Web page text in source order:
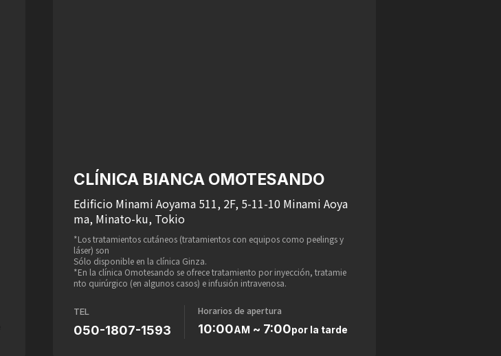
CLÍNICA BIANCA OMOTESANDO
Edificio Minami Aoyama 511, 2F, 5-11-10 Minami Aoya
ma, Minato-ku, Tokio
*Los tratamientos cutáneos (tratamientos con equipos como peelings y
láser) son
Sólo disponible en la clínica Ginza.
*En la clínica Omotesando se ofrece tratamiento por inyección, tratamie
nto quirúrgico (en algunos casos) e infusión intravenosa.
TEL
050-1807-1593
Horarios de apertura
10:00AM ~ 7:00por la tarde